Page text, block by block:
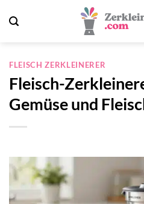
Inhalt
FLEISCH ZERKLEINERER
Fleisch-
Gemüse und